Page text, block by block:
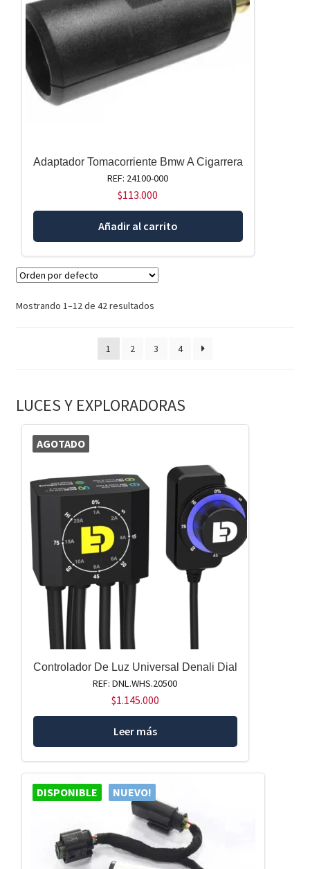
Adaptador Tomacorriente Bmw A Cigarrera
REF: 24100-000
$113.000
Añadir al carrito
Mostrando 1–12 de 42 resultados
1 2 3 4
LUCES Y EXPLORADORAS
AGOTADO
Controlador De Luz Universal Denali Dial
REF: DNL.WHS.20500
$1.145.000
Leer más
DISPONIBLE NUEVO!